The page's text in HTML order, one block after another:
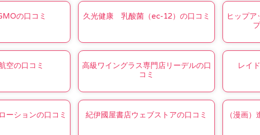
の口コミ 久光健康 乳酸菌（ec-12）の口コミ
ヒップ
空の口コミ
高級ワイングラス専門店リーデルの口
コミ
レイ
ーションの口コミ 紀伊國屋書店ウェブストアの口コミ （漫画